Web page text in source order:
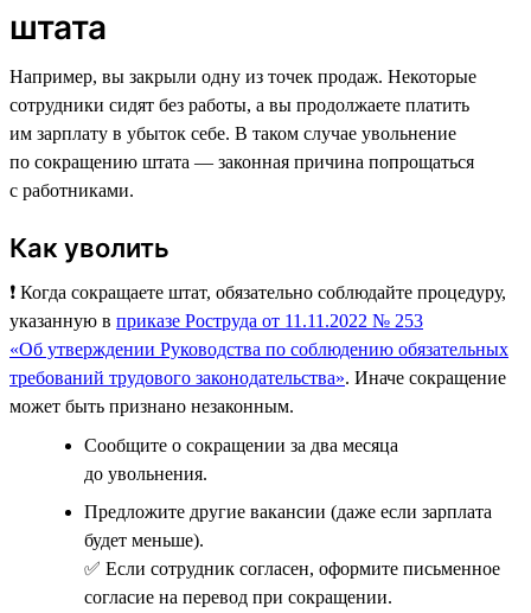
штата
Например, вы закрыли одну из точек продаж. Некоторые
сотрудники сидят без работы, а вы продолжаете платить
им зарплату в убыток себе. В таком случае увольнение
по сокращению штата — законная причина попрощаться
с работниками.
Как уволить
❗️ Когда сокращаете штат, обязательно соблюдайте процедуру,
указанную в приказе Роструда от 11.11.2022 № 253
«Об утверждении Руководства по соблюдению обязательных
требований трудового законодательства». Иначе сокращение
может быть признано незаконным.
Сообщите о сокращении за два месяца
до увольнения.
Предложите другие вакансии (даже если зарплата
будет меньше).
✅ Если сотрудник согласен, оформите письменное
согласие на перевод при сокращении.